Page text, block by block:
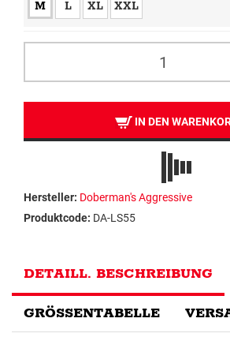
M L XL XXL
IN DEN
Hersteller: Doberman's Aggressive
Produktcode: DA-LS55
DETAILL. BESCHREIBUNG
GRÖSSENTABELLE